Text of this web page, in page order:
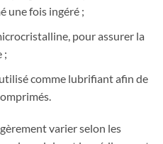
une fois ingéré ;
pour assurer la
;
comme lubrifiant afin de
varier selon les